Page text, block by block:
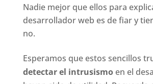
Nadie mejor que ellos para
desarrollador web es de fiar y
no.
Esperamos que estos sencillos
detectar el intrusismoen el